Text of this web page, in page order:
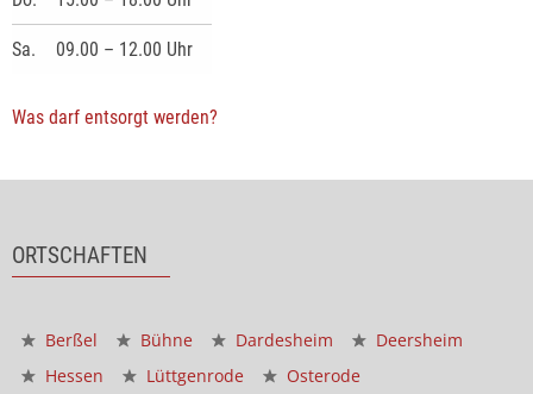
Sa. 09.00 – 12.00 Uhr
Was darf entsorgt werden?
ORTSCHAFTEN
Berßel Bühne Dardesheim
Deersheim
Hessen
Lüttgenrode
Osterode